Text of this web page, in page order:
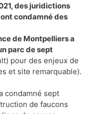
des juridictions
condamné des
de Montpelliers a
parc de sept
pour des enjeux de
et site remarquable).
condamné sept
de faucons